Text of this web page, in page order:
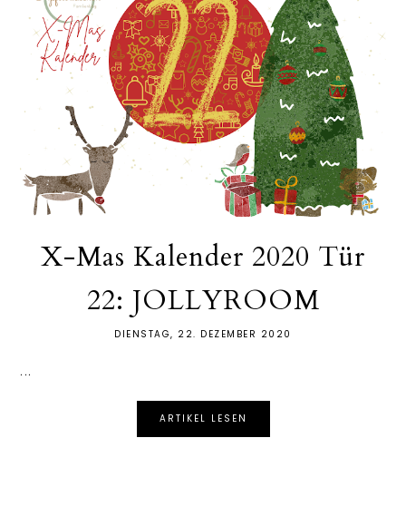
X-Mas Kalender 2020 Tür
22: JOLLYROOM
DIENSTAG, 22. DEZEMBER 2020
...
ARTIKEL LESEN